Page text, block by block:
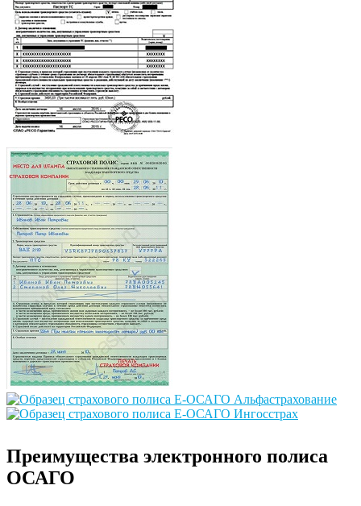
Преимущества электронного полиса
ОСАГО